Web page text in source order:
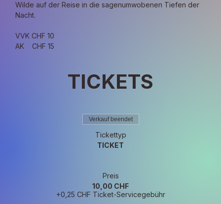
Wilde auf der Reise in die sagenumwobenen Tiefen der
Nacht.
VVK CHF 10
AK    CHF 15
TICKETS
Verkauf beendet
Tickettyp
TICKET
Preis
10,00 CHF
+0,25 CHF Ticket-Servicegebühr